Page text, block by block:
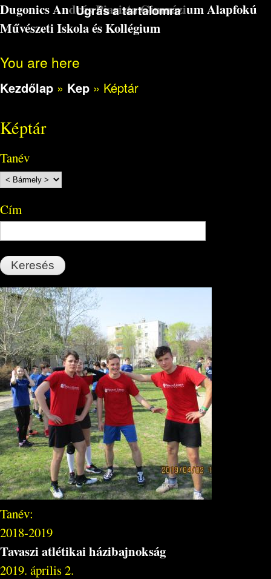
Ugrás a tartalomra
Dugonics András Piarista Gimnázium Alapfokú
Művészeti Iskola és Kollégium
You are here
Kezdőlap » Kep » Képtár
Képtár
Tanév
Cím
Tanév:
2018-2019
Tavaszi atlétikai házibajnokság
2019. április 2.